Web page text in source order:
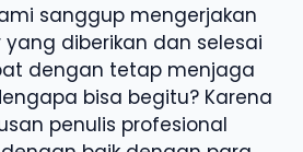
sanggup mengerjakan
diberikan dan selesai
dengan tetap menjaga
bisa begitu? Karena
penulis profesional